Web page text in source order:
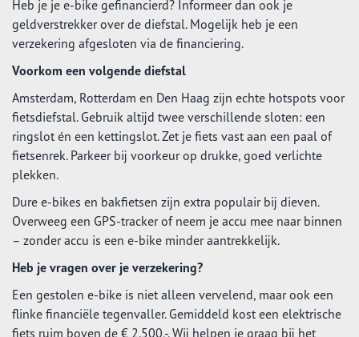
Heb je je e-bike gefinancierd? Informeer dan ook je
geldverstrekker over de diefstal. Mogelijk heb je een
verzekering afgesloten via de financiering.
Voorkom een volgende diefstal
Amsterdam, Rotterdam en Den Haag zijn echte hotspots voor
fietsdiefstal. Gebruik altijd twee verschillende sloten: een
ringslot én een kettingslot. Zet je fiets vast aan een paal of
fietsenrek. Parkeer bij voorkeur op drukke, goed verlichte
plekken.
Dure e-bikes en bakfietsen zijn extra populair bij dieven.
Overweeg een GPS-tracker of neem je accu mee naar binnen
– zonder accu is een e-bike minder aantrekkelijk.
Heb je vragen over je verzekering?
Een gestolen e-bike is niet alleen vervelend, maar ook een
flinke financiële tegenvaller. Gemiddeld kost een elektrische
fiets ruim boven de € 2.500,-. Wij helpen je graag bij het